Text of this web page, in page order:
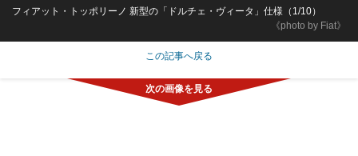
《photo by Fiat》
フィアット・トッポリーノ 新型の「ドルチェ・ヴィータ」仕様（1/10）
この記事へ戻る